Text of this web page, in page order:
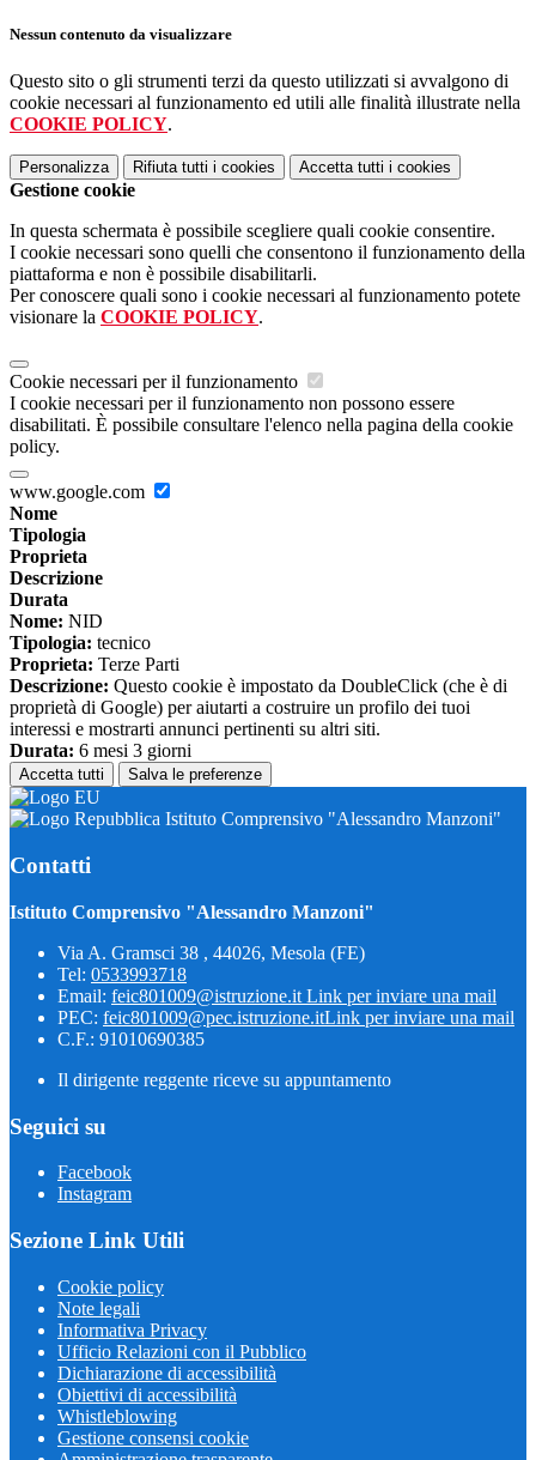
Nessun contenuto da visualizzare
Questo sito o gli strumenti terzi da questo utilizzati si avvalgono di
cookie necessari al funzionamento ed utili alle finalità illustrate nella
COOKIE POLICY.
Personalizza Rifiuta tutti i cookies Accetta tutti i cookies
Gestione cookie
In questa schermata è possibile scegliere quali cookie consentire.
I cookie necessari sono quelli che consentono il funzionamento della
piattaforma e non è possibile disabilitarli.
Per conoscere quali sono i cookie necessari al funzionamento potete
visionare la COOKIE POLICY.
Cookie necessari per il funzionamento
I cookie necessari per il funzionamento non possono essere
disabilitati. È possibile consultare l'elenco nella pagina della cookie
policy.
www.google.com
Nome
Tipologia
Proprieta
Descrizione
Durata
Nome: NID
Tipologia: tecnico
Proprieta: Terze Parti
Descrizione: Questo cookie è impostato da DoubleClick (che è di
proprietà di Google) per aiutarti a costruire un profilo dei tuoi
interessi e mostrarti annunci pertinenti su altri siti.
Durata: 6 mesi 3 giorni
Accetta tutti Salva le preferenze
Istituto Comprensivo "Alessandro Manzoni"
Contatti
Istituto Comprensivo "Alessandro Manzoni"
Via A. Gramsci 38 , 44026, Mesola (FE)
Tel: 0533993718
Email: feic801009@istruzione.it Link per inviare una mail
PEC: feic801009@pec.istruzione.itLink per inviare una mail
C.F.: 91010690385
Il dirigente reggente riceve su appuntamento
Seguici su
Facebook
Instagram
Sezione Link Utili
Cookie policy
Note legali
Informativa Privacy
Ufficio Relazioni con il Pubblico
Dichiarazione di accessibilità
Obiettivi di accessibilità
Whistleblowing
Gestione consensi cookie